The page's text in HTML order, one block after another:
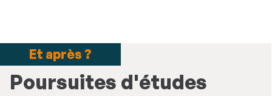
Et après ?
Poursuites d'études